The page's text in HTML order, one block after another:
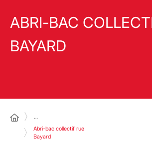
ABRI-BAC
BAYARD
…
Abri-bac collectif rue
Bayard